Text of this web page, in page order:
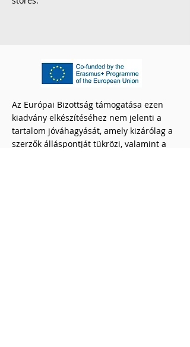
Az Európai Bizottság támogatása ezen
kiadvány elkészítéséhez nem jelenti a
tartalom jóváhagyását, amely kizárólag a
szerzők álláspontját tükrözi, valamint a